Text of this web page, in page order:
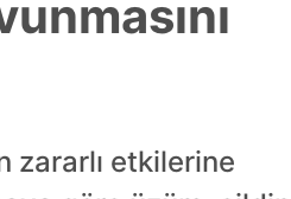
zararlı etkilerine